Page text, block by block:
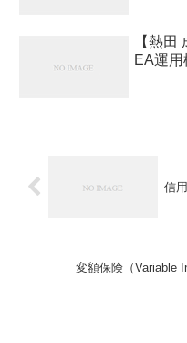
【熱田
EA運用
信
変額保険（Variable